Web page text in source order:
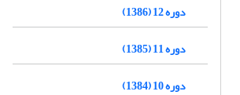
دوره 12 (1386)
دوره 11 (1385)
دوره 10 (1384)